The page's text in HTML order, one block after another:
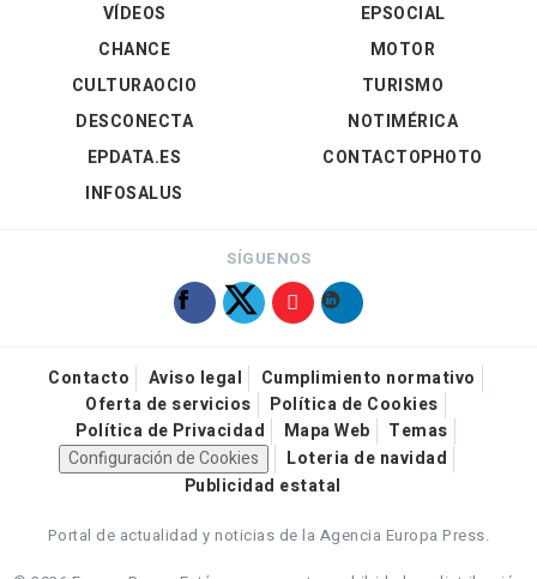
VÍDEOS
EPSOCIAL
CHANCE
CULTURAOCIO
DESCONECTA
EPDATA.ES
INFOSALUS
MOTOR
TURISMO
NOTIMÉRICA
CONTACTOPHOTO
SÍGUENOS
Contacto Aviso legal
Cumplimiento normativo
Oferta de servicios
Política de Cookies
Política de Privacidad
Mapa Web
Temas
Configuración de Cookies
Loteria de navidad
Publicidad estatal
Portal de actualidad y noticias de la Agencia Europa Press.